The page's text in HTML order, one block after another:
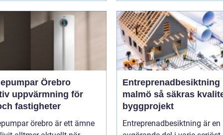
Örebro
uppvärmning för
fastigheter
örebro är ett ämne
Entreprenadbesiktning
malmö så säkras kvaliteten i
byggprojekt
Entreprenadbesiktning är en